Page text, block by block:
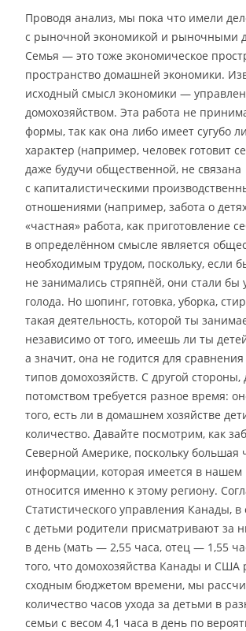
Проводя анализ, мы пока что имели
с рыночной экономикой и рыночными
Семья — это тоже экономическое
пространство домашней экономики.
исходный смысл экономики —
домохозяйством. Эта работа не
формы, так как она либо имеет сугубо
характер (например, человек готовит
даже будучи общественной, не связана
с капиталистическими
отношениями (например, забота о
«частная» работа, как приготовление
в определённом смысле является
необходимым трудом, поскольку, если
не занимались стряпнёй, они стали бы
голода. Но шопинг, готовка, уборка,
такая деятельность, которой ты
независимо от того, имеешь ли ты
а значит, она не годится для
типов домохозяйств. С другой стороны,
потомством требуется разное время:
того, есть ли в домашнем хозяйстве
количество. Давайте посмотрим, как
Северной Америке, поскольку большая
информации, которая имеется в
относится именно к этому региону.
Статистического управления Канады,
с детьми родители присматривают за
в день (мать — 2,55 часа, отец — 1,55
того, что домохозяйства Канады и США
сходным бюджетом времени, мы
количество часов ухода за детьми в
семьи с весом 4,1 часа в день по